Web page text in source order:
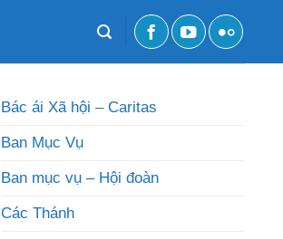
Bác ái Xã hội – Caritas
Ban Mục Vụ
Ban mục vụ – Hội đoàn
Các Thánh